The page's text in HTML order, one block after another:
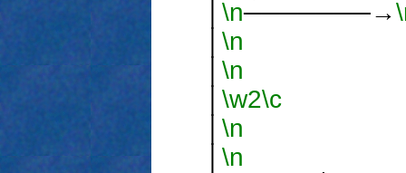
\n───────→
\n
\n
\w2\c│
\n
\n